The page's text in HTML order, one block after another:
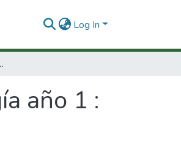
Log In
de la ciencia y la tecnología.
año 1 :